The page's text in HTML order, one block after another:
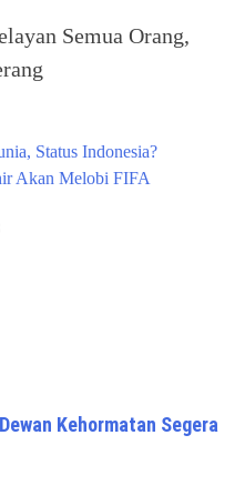
Semua Orang,
Status Indonesia?
Akan Melobi FIFA
Kehormatan Segera